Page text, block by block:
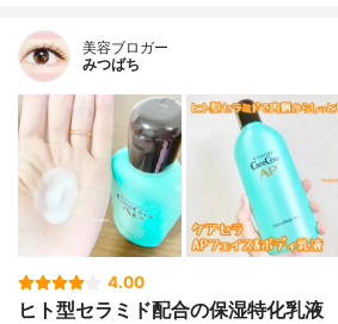
美容ブロガー
みつばち
4.00
ヒト型セラミド配合の保湿特化乳液